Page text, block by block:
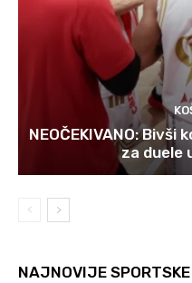
NEOČEKIVANO: Bivši
za duele
NAJNOVIJE